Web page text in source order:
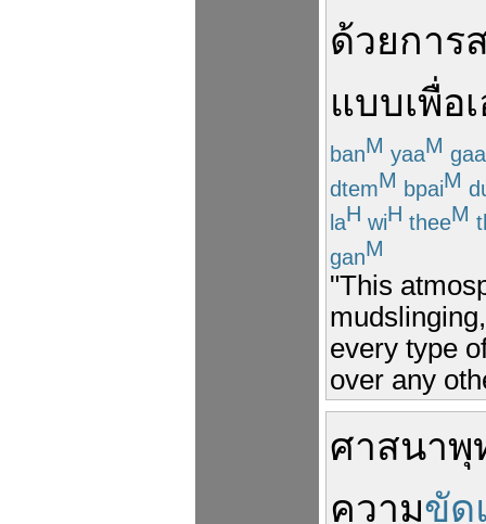
ด้วยการ
แบบเพื่อ
banM yaaM
dtemM bpaiM
laH wiH theeM
ganM
"This
every type
over any
ศาสนาพุ
ความขัด